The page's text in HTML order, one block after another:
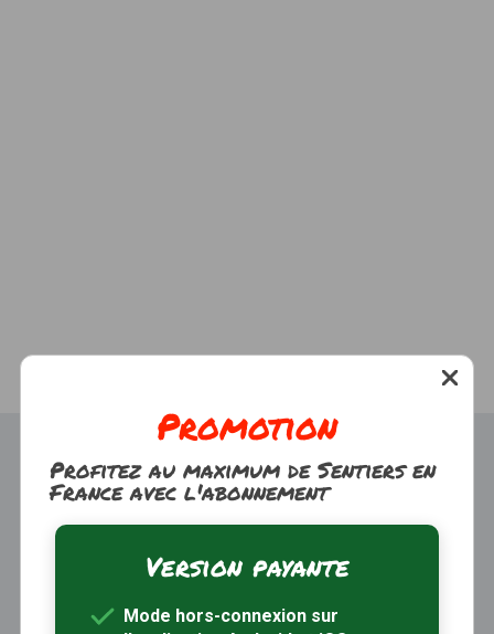
Trouver une randonnée À propos
Inscription / Connexion
Promotion
Profitez au maximum de Sentiers en
France avec l'abonnement
Version payante
Mode hors-connexion sur